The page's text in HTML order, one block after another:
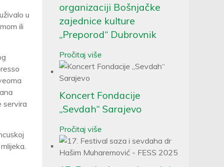
u
ili
servira
organizaciji Bošnjačke
zajednice kulture
„Preporod“ Dubrovnik
Pročitaj više
Koncert Fondacije
„Sevdah“ Sarajevo
Pročitaj više